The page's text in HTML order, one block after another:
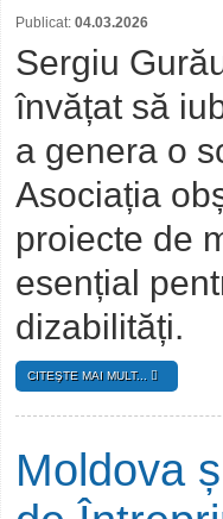
Publicat: 04.03.2026
Sergiu
învățat să
a genera o
Asociația
proiecte de
esențial
dizabilități.
CITEŞTE MAI MULT...
Moldova